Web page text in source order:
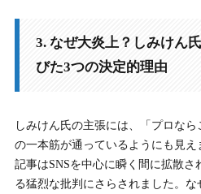
3. なぜ大炎上？しみけん
びた3つの決定的理由
しみけん氏の主張には、「プロな
の一本筋が通っているようにも見
記事はSNSを中心に瞬く間に拡散さ
る猛烈な批判にさらされました。